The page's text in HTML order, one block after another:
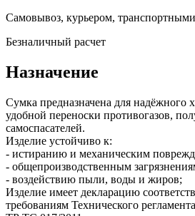
Самовывоз, курьером,
Безналичный расчет
Назначение
Сумка предназначена для надёжного
удобной переноски противогазов,
самоспасателей.
Изделие устойчиво к:
- истиранию и механическим
- общепроизводственным
- воздействию пыли, воды и жиров;
Изделие имеет декларацию
требованиям Технического